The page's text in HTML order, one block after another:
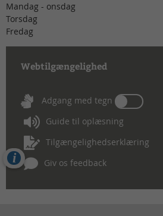
Mandag - onsdag
Torsdag
Fredag
Webtilgængelighed
Adgang med tegn Tænd
eller
sluk
for
Guide til oplæsning
Tilgængelighedserklæring
Giv os feedback
Cookies